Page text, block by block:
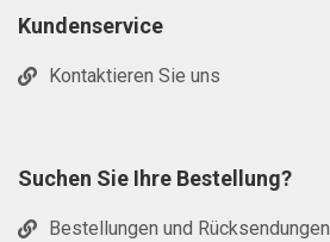
Kundenservice
Kontaktieren Sie uns
Suchen Sie Ihre Bestellung?
Bestellungen und Rücksendungen